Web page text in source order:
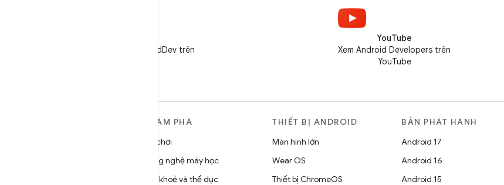
Theo dõi @AndroidDev trên
YouTube
Xem Android Developers trên
YouTube
KHÁM PHÁ
Trò chơi
Công nghệ máy học
Sức khoẻ và thể dục
THIẾT BỊ ANDROID
Màn hình lớn
Wear OS
Thiết bị ChromeOS
BẢN PHÁT HÀNH
Android 17
Android 16
Android 15